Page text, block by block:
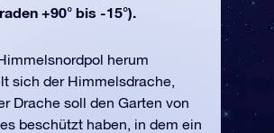
+90° bis -15°).
herum
sich der Himmelsdrache,
Drache soll den Garten von
beschützt haben, in dem ein